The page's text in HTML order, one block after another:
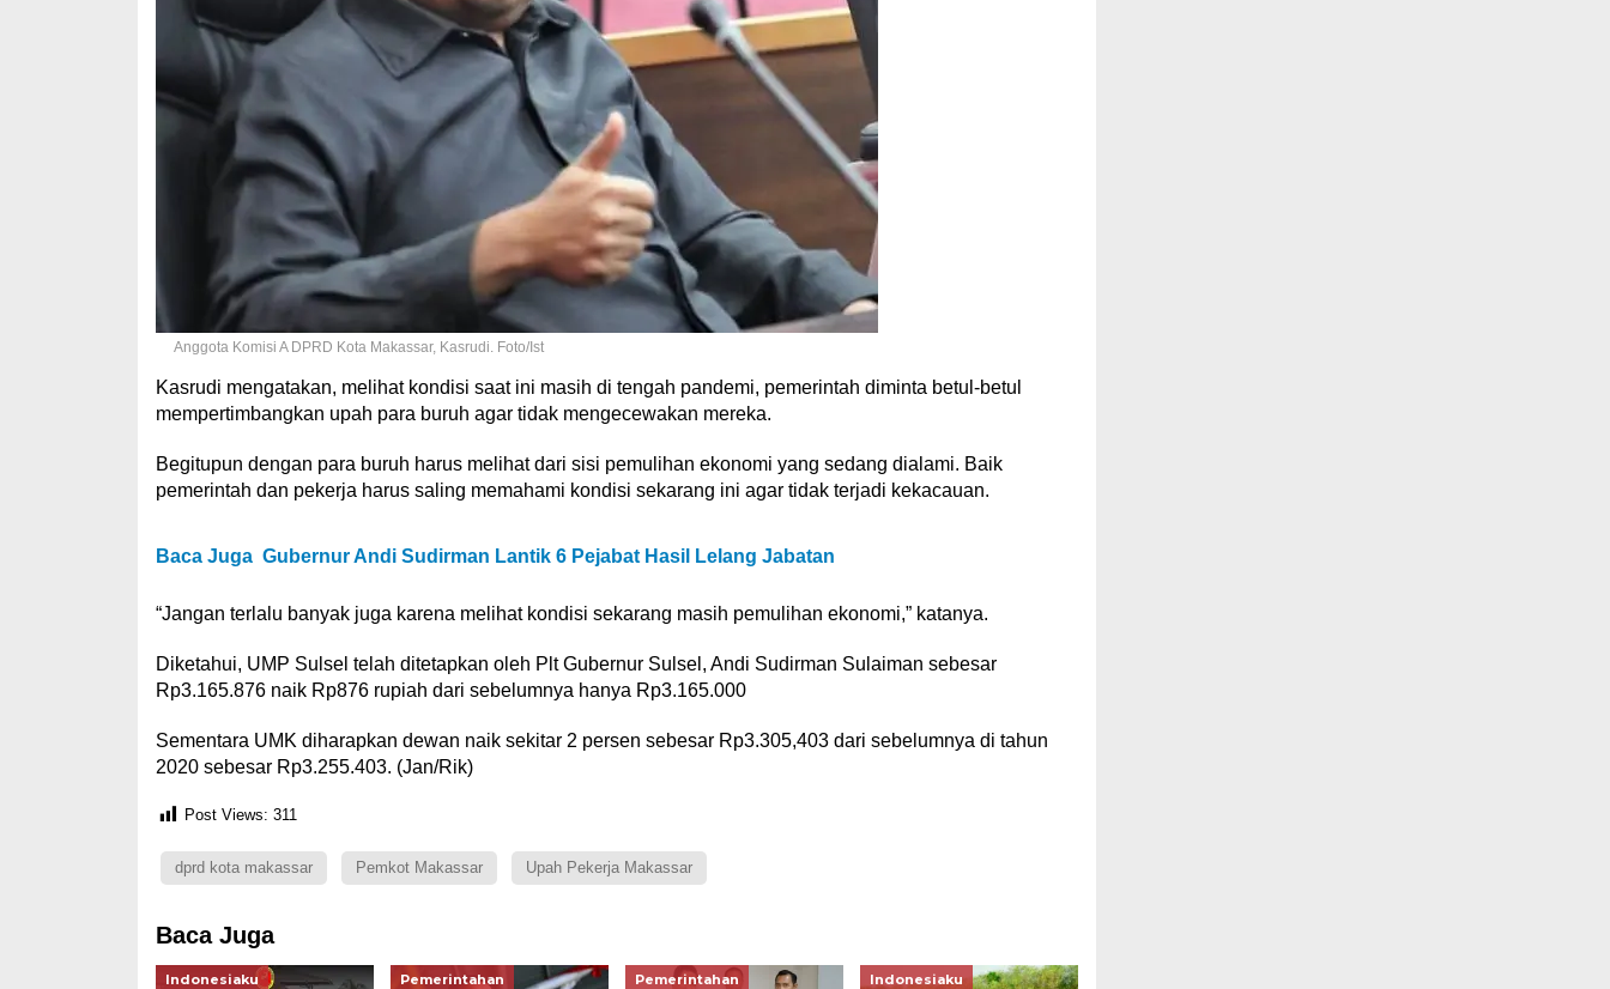
Anggota Komisi A DPRD Kota Makassar, Kasrudi. Foto/Ist
Kasrudi mengatakan, melihat kondisi saat ini masih di tengah pandemi, pemerintah diminta betul-betul
mempertimbangkan upah para buruh agar tidak mengecewakan mereka.
Begitupun dengan para buruh harus melihat dari sisi pemulihan ekonomi yang sedang dialami. Baik
pemerintah dan pekerja harus saling memahami kondisi sekarang ini agar tidak terjadi kekacauan.
Baca Juga Gubernur Andi Sudirman Lantik 6 Pejabat Hasil Lelang Jabatan
“Jangan terlalu banyak juga karena melihat kondisi sekarang masih pemulihan ekonomi,” katanya.
Diketahui, UMP Sulsel telah ditetapkan oleh Plt Gubernur Sulsel, Andi Sudirman Sulaiman sebesar
Rp3.165.876 naik Rp876 rupiah dari sebelumnya hanya Rp3.165.000
Sementara UMK diharapkan dewan naik sekitar 2 persen sebesar Rp3.305,403 dari sebelumnya di tahun
2020 sebesar Rp3.255.403. (Jan/Rik)
Post Views: 311
dprd kota makassar Pemkot Makassar Upah Pekerja Makassar
Baca Juga
Indonesiaku Pemerintahan Pemerintahan Indonesiaku